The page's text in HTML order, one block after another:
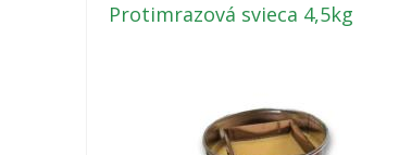
Protimrazová svieca 4,5kg